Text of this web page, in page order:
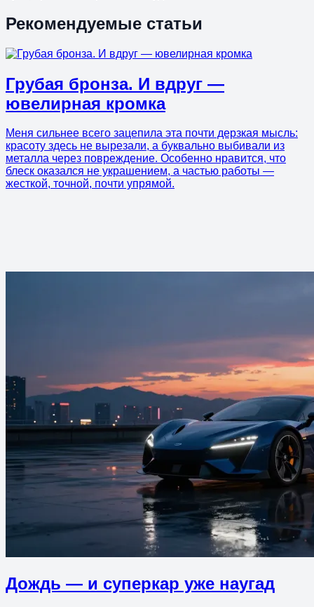
Рекомендуемые статьи
Грубая бронза. И вдруг —
ювелирная кромка
Меня сильнее всего зацепила эта почти дерзкая мысль:
красоту здесь не вырезали, а буквально выбивали из
металла через повреждение. Особенно нравится, что
блеск оказался не украшением, а частью работы —
жесткой, точной, почти упрямой.
Дождь — и суперкар уже наугад